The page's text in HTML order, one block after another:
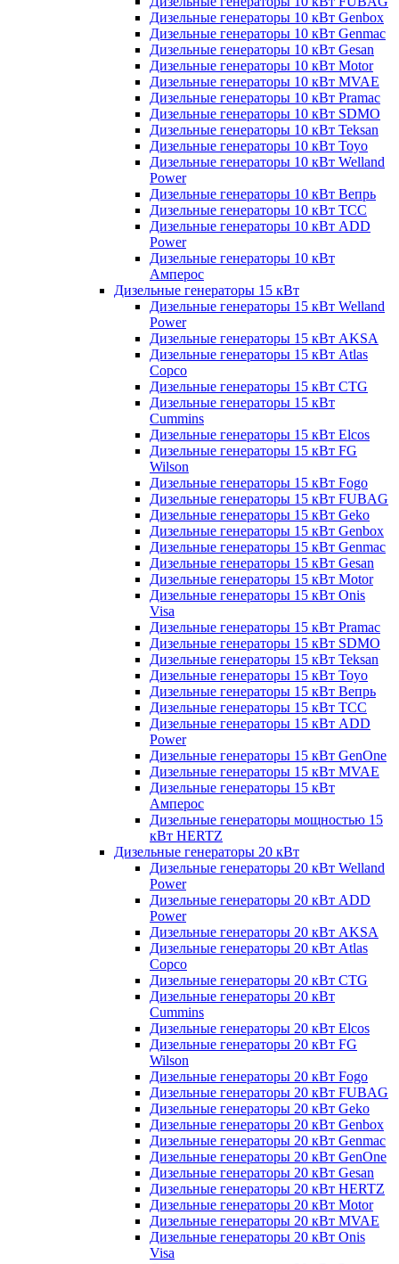
Дизельные генераторы 10 кВт Genbox
Дизельные генераторы 10 кВт Genmac
Дизельные генераторы 10 кВт Gesan
Дизельные генераторы 10 кВт Motor
Дизельные генераторы 10 кВт MVAE
Дизельные генераторы 10 кВт Pramac
Дизельные генераторы 10 кВт SDMO
Дизельные генераторы 10 кВт Teksan
Дизельные генераторы 10 кВт Toyo
Дизельные генераторы 10 кВт Welland
Power
Дизельные генераторы 10 кВт Вепрь
Дизельные генераторы 10 кВт ТСС
Дизельные генераторы 10 кВт ADD
Power
Дизельные генераторы 10 кВт
Амперос
Дизельные генераторы 15 кВт
Дизельные генераторы 15 кВт Welland
Power
Дизельные генераторы 15 кВт AKSA
Дизельные генераторы 15 кВт Atlas
Copco
Дизельные генераторы 15 кВт CTG
Дизельные генераторы 15 кВт
Cummins
Дизельные генераторы 15 кВт Elcos
Дизельные генераторы 15 кВт FG
Wilson
Дизельные генераторы 15 кВт Fogo
Дизельные генераторы 15 кВт FUBAG
Дизельные генераторы 15 кВт Geko
Дизельные генераторы 15 кВт Genbox
Дизельные генераторы 15 кВт Genmac
Дизельные генераторы 15 кВт Gesan
Дизельные генераторы 15 кВт Motor
Дизельные генераторы 15 кВт Onis
Visa
Дизельные генераторы 15 кВт Pramac
Дизельные генераторы 15 кВт SDMO
Дизельные генераторы 15 кВт Teksan
Дизельные генераторы 15 кВт Toyo
Дизельные генераторы 15 кВт Вепрь
Дизельные генераторы 15 кВт ТСС
Дизельные генераторы 15 кВт ADD
Power
Дизельные генераторы 15 кВт GenOne
Дизельные генераторы 15 кВт MVAE
Дизельные генераторы 15 кВт
Амперос
Дизельные генераторы мощностью 15
кВт HERTZ
Дизельные генераторы 20 кВт
Дизельные генераторы 20 кВт Welland
Power
Дизельные генераторы 20 кВт ADD
Power
Дизельные генераторы 20 кВт AKSA
Дизельные генераторы 20 кВт Atlas
Copco
Дизельные генераторы 20 кВт CTG
Дизельные генераторы 20 кВт
Cummins
Дизельные генераторы 20 кВт Elcos
Дизельные генераторы 20 кВт FG
Wilson
Дизельные генераторы 20 кВт Fogo
Дизельные генераторы 20 кВт FUBAG
Дизельные генераторы 20 кВт Geko
Дизельные генераторы 20 кВт Genbox
Дизельные генераторы 20 кВт Genmac
Дизельные генераторы 20 кВт GenOne
Дизельные генераторы 20 кВт Gesan
Дизельные генераторы 20 кВт HERTZ
Дизельные генераторы 20 кВт Motor
Дизельные генераторы 20 кВт MVAE
Дизельные генераторы 20 кВт Onis
Visa